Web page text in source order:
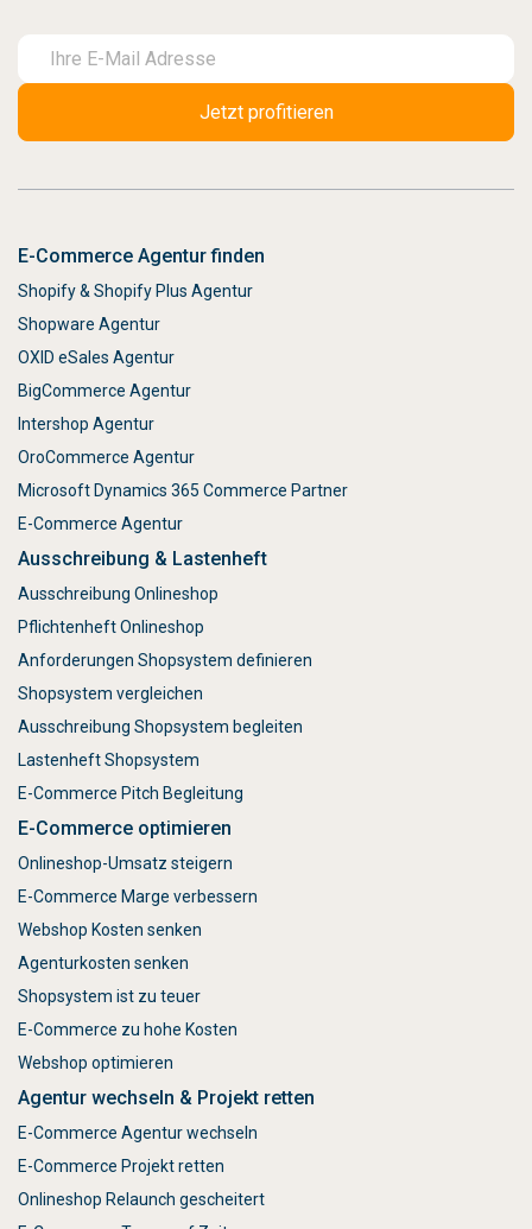
E-Commerce Agentur finden
Shopify & Shopify Plus Agentur
Shopware Agentur
OXID eSales Agentur
BigCommerce Agentur
Intershop Agentur
OroCommerce Agentur
Microsoft Dynamics 365 Commerce Partner
E-Commerce Agentur
Ausschreibung & Lastenheft
Ausschreibung Onlineshop
Pflichtenheft Onlineshop
Anforderungen Shopsystem definieren
Shopsystem vergleichen
Ausschreibung Shopsystem begleiten
Lastenheft Shopsystem
E-Commerce Pitch Begleitung
E-Commerce optimieren
Onlineshop-Umsatz steigern
E-Commerce Marge verbessern
Webshop Kosten senken
Agenturkosten senken
Shopsystem ist zu teuer
E-Commerce zu hohe Kosten
Webshop optimieren
Agentur wechseln & Projekt retten
E-Commerce Agentur wechseln
E-Commerce Projekt retten
Onlineshop Relaunch gescheitert